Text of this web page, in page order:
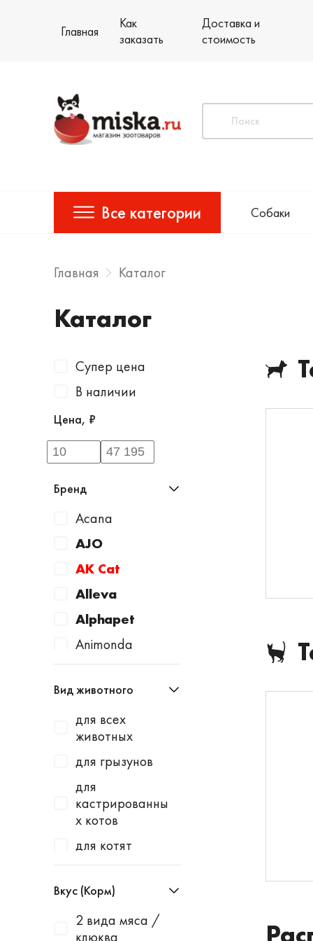
Главная
Как
заказать
Доставка и
стоимость
Все категории Собаки
Главная Каталог
Каталог
Супер цена
В наличии
Цена, ₽
Бренд
Acana
AJO
AK Cat
Alleva
Alphapet
Animonda
Apicenna
Avantie
AWARD
Baurenhof
Bayer
Beaphar
Best Dinner
Blitz
Bowl Wow
Brit
Cat's White
Вид животного
для всех
животных
для грызунов
для
кастрированны
х котов
для котят
для котят и
щенков
для кошек
Вкус (Корм)
2 вида мяса /
клюква